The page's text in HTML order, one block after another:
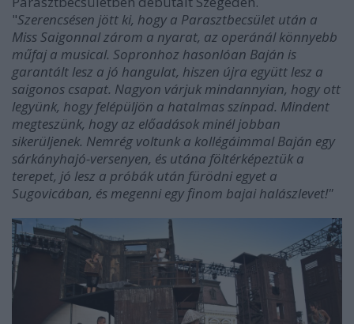
"Szerencsésen jött ki, hogy a Parasztbecsület után a
Miss Saigonnal zárom a nyarat, az operánál könnyebb
műfaj a musical. Sopronhoz hasonlóan Baján is
garantált lesz a jó hangulat, hiszen újra együtt lesz a
saigonos csapat. Nagyon várjuk mindannyian, hogy ott
legyünk, hogy felépüljön a hatalmas színpad. Mindent
megteszünk, hogy az előadások minél jobban
sikerüljenek. Nemrég voltunk a kollégáimmal Baján egy
sárkányhajó-versenyen, és utána föltérképeztük a
terepet, jó lesz a próbák után fürödni egyet a
Sugovicában, és megenni egy finom bajai halászlevet!"